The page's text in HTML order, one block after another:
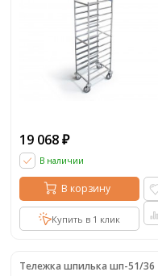
19 068 ₽
В наличии
В корзину
Купить в 1 клик
Тележка шпилька шп-51/36